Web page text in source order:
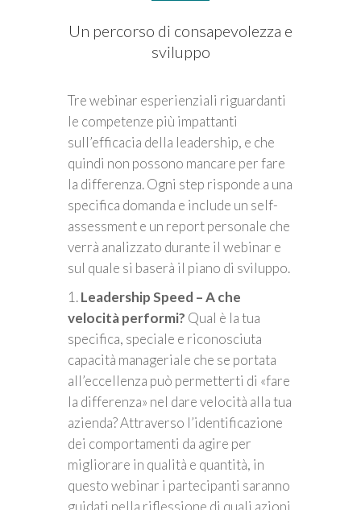
Un percorso di consapevolezza e
sviluppo
Tre webinar esperienziali riguardanti
le competenze più impattanti
sull’efficacia della leadership, e che
quindi non possono mancare per fare
la differenza. Ogni step risponde a una
specifica domanda e include un self-
assessment e un report personale che
verrà analizzato durante il webinar e
sul quale si baserà il piano di sviluppo.
1.Leadership Speed – A che
velocità performi? Qual è la tua
specifica, speciale e riconosciuta
capacità manageriale che se portata
all’eccellenza può permetterti di «fare
la differenza» nel dare velocità alla tua
azienda? Attraverso l’identificazione
dei comportamenti da agire per
migliorare in qualità e quantità, in
questo webinar i partecipanti saranno
guidati nella riflessione di quali azioni